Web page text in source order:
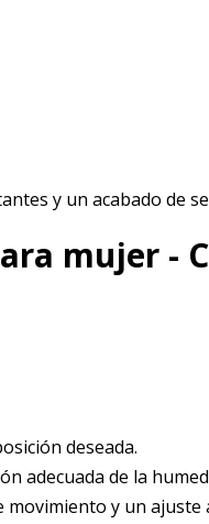
y un acabado de
mujer -
deseada.
adecuada de la
y un ajuste